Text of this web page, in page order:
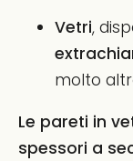
Vetri,
molto
Le pareti in
spessori a